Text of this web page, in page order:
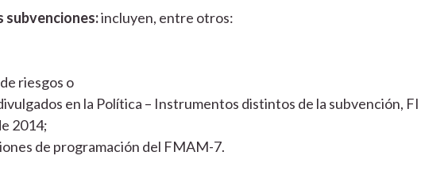
incluyen, entre otros:
riesgos o
en la Política – Instrumentos distintos de la subvención, FI
2014;
de programación del FMAM-7.